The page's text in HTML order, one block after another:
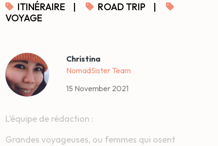
ITINÉRAIRE | ROAD TRIP
|
VOYAGE
Christina
NomadSister Team
15 November 2021
L’équipe de rédaction :
Grandes voyageuses, ou femmes qui osent